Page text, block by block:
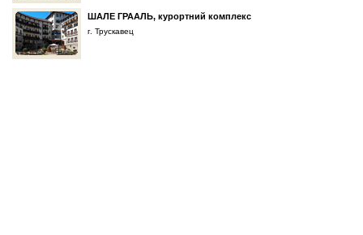
ШАЛЕ ГРААЛЬ, курортний комплекс
г. Трускавец